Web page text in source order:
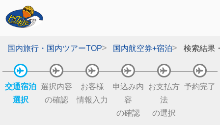
国内旅行・国内ツアーTOP 国内航空券+宿泊 検索結果
交通宿泊
選択
選択内容
の確認
お客様
情報入力
申込み内
容
の確認
お支払方
法
の選択
予約完了